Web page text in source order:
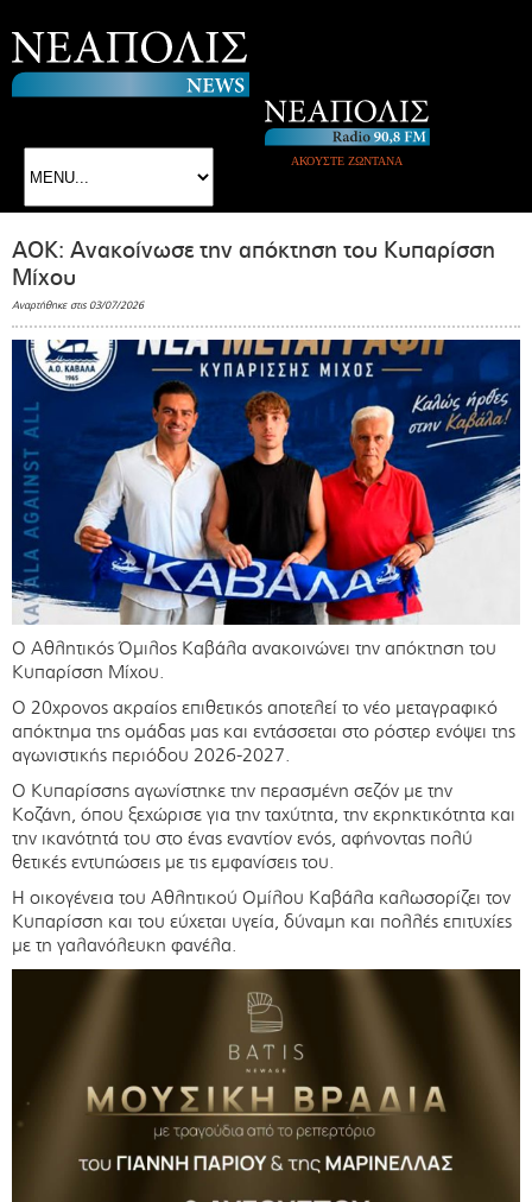
ΑΚΟΥΣΤΕ ΖΩΝΤΑΝΑ
ΑΟΚ: Ανακοίνωσε την απόκτηση του Κυπαρίσση
Μίχου
Αναρτήθηκε στις 03/07/2026
Ο Αθλητικός Όμιλος Καβάλα ανακοινώνει την απόκτηση του
Κυπαρίσση Μίχου.
Ο 20χρονος ακραίος επιθετικός αποτελεί το νέο μεταγραφικό
απόκτημα της ομάδας μας και εντάσσεται στο ρόστερ ενόψει της
αγωνιστικής περιόδου 2026-2027.
Ο Κυπαρίσσης αγωνίστηκε την περασμένη σεζόν με την
Κοζάνη, όπου ξεχώρισε για την ταχύτητα, την εκρηκτικότητα και
την ικανότητά του στο ένας εναντίον ενός, αφήνοντας πολύ
θετικές εντυπώσεις με τις εμφανίσεις του.
Η οικογένεια του Αθλητικού Ομίλου Καβάλα καλωσορίζει τον
Κυπαρίσση και του εύχεται υγεία, δύναμη και πολλές επιτυχίες
με τη γαλανόλευκη φανέλα.